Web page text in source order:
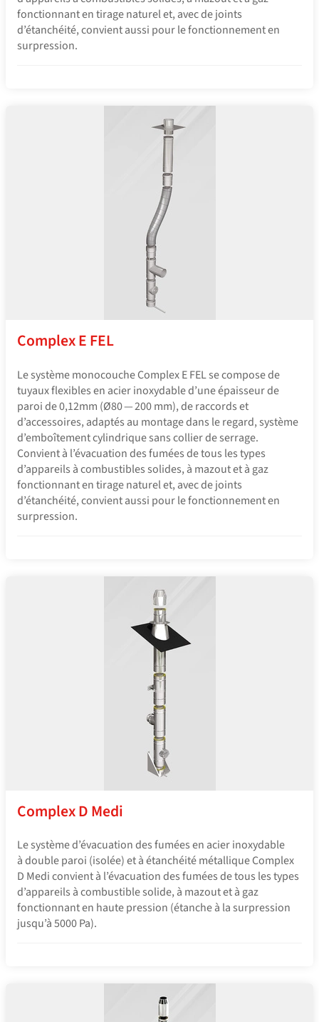
fonctionnant en tirage naturel et, avec de joints
d’étanchéité, convient aussi pour le fonctionnement en
surpression.
Complex E FEL
Le système monocouche Complex E FEL se compose de
tuyaux flexibles en acier inoxydable d’une épaisseur de
paroi de 0,12mm (Ø80 — 200 mm), de raccords et
d’accessoires, adaptés au montage dans le regard, système
d’emboîtement cylindrique sans collier de serrage.
Convient à l’évacuation des fumées de tous les types
d’appareils à combustibles solides, à mazout et à gaz
fonctionnant en tirage naturel et, avec de joints
d’étanchéité, convient aussi pour le fonctionnement en
surpression.
Complex D Medi
Le système d’évacuation des fumées en acier inoxydable
à double paroi (isolée) et à étanchéité métallique Complex
D Medi convient à l’évacuation des fumées de tous les types
d’appareils à combustible solide, à mazout et à gaz
fonctionnant en haute pression (étanche à la surpression
jusqu’à 5000 Pa).